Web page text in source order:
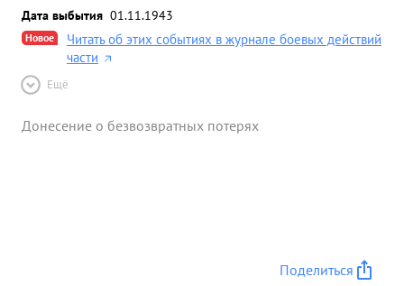
Дата выбытия 01.11.1943
Новое
Читать об этих событиях в журнале боевых действий
части
Ещё
Донесение о безвозвратных потерях
Поделиться